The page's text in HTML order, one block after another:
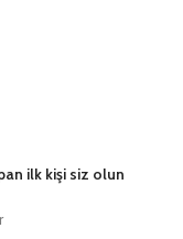
ilk kişi siz olun